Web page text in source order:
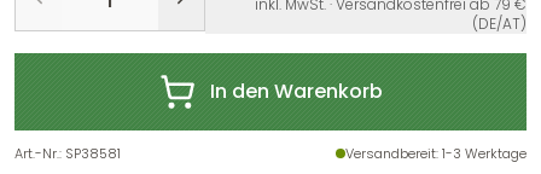
inkl. MwSt. · Versandkostenfrei ab 79 €
(DE/AT)
In den Warenkorb
Art.-Nr.: SP38581 Versandbereit: 1-3 Werktage